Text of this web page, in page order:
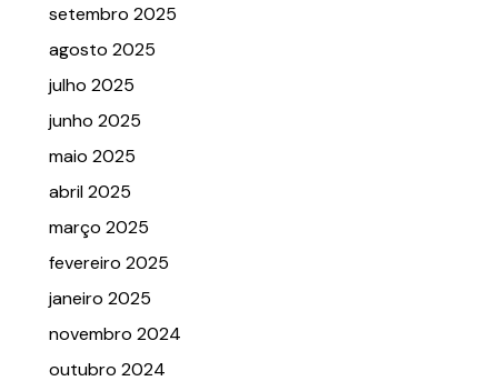
setembro 2025
agosto 2025
julho 2025
junho 2025
maio 2025
abril 2025
março 2025
fevereiro 2025
janeiro 2025
novembro 2024
outubro 2024